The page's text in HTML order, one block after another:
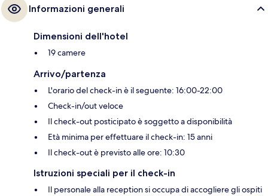
Informazioni generali
Dimensioni dell'hotel
19 camere
Arrivo/partenza
L'orario del check-in è il seguente: 16:00-22:00
Check-in/out veloce
Il check-out posticipato è soggetto a disponibilità
Età minima per effettuare il check-in: 15 anni
Il check-out è previsto alle ore: 10:30
Istruzioni speciali per il check-in
Il personale alla reception si occupa di accogliere gli ospiti